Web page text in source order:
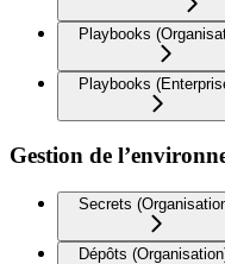
Playbooks
Playbooks
Gestion de
Secrets
Dépôts